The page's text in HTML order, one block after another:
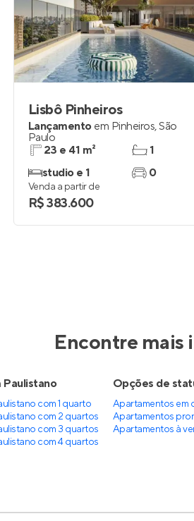
Lisbô Pinheiros
Lançamento em Pinheiros,São
Paulo
23 e 41 m²
studio e 1
1
0
Venda a partir de
R$ 383.600
Encontre mais
com 1 quarto
com 2 quartos
com 3 quartos
com 4 quartos
Opções de
Apartamentos em
Apartamentos
Apartamentos à